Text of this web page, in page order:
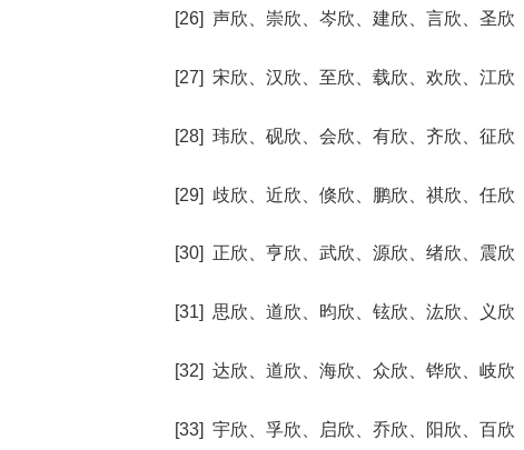
[26] 声欣、崇欣、岑欣、建欣、言欣、圣欣
[27] 宋欣、汉欣、至欣、载欣、欢欣、江欣
[28] 玮欣、砚欣、会欣、有欣、齐欣、征欣
[29] 歧欣、近欣、倏欣、鹏欣、祺欣、任欣
[30] 正欣、亨欣、武欣、源欣、绪欣、震欣
[31] 思欣、道欣、昀欣、铉欣、汯欣、义欣
[32] 达欣、道欣、海欣、众欣、铧欣、岐欣
[33] 宇欣、孚欣、启欣、乔欣、阳欣、百欣